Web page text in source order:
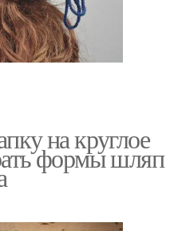
на круглое
формы шляп